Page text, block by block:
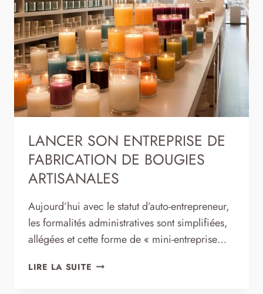
?
LANCER SON ENTREPRISE DE
FABRICATION DE BOUGIES
ARTISANALES
Aujourd’hui avec le statut d’auto-entrepreneur,
les formalités administratives sont simplifiées,
allégées et cette forme de « mini-entreprise…
LIRE LA SUITE LANCER